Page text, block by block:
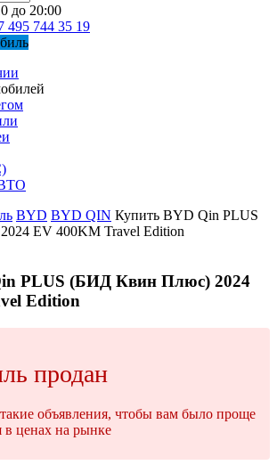
до 20:00
495 744 35 19
BYD BYD QIN Купить BYD Qin PLUS
EV 400KM Travel Edition
PLUS (БИД Квин Плюс) 2024
Edition
продан
объявления, чтобы вам было проще
в ценах на рынке